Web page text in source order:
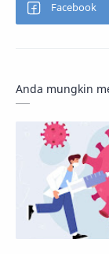
Anda mungkin